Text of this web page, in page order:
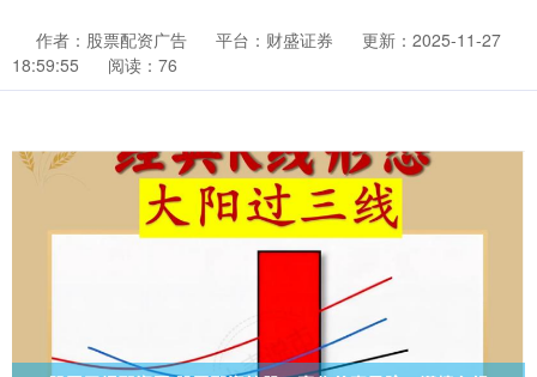
作者：股票配资广告 平台：财盛证券
更新：2025-11-27
18:59:55
阅读：76